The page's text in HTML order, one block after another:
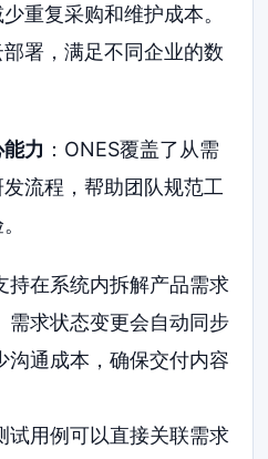
重复采购和维护成本。
署，满足不同企业的数
力 ：ONES覆盖了从需
流程，帮助团队规范工
持在系统内拆解产品需求
需求状态变更会自动同步
沟通成本，确保交付内容
试用例可以直接关联需求